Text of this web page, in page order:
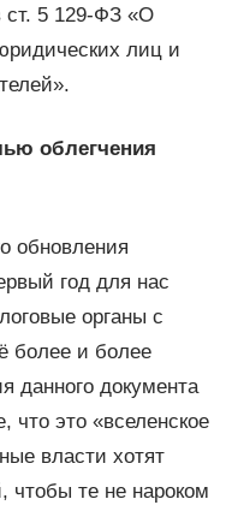
5 129-ФЗ «О
лиц и
облегчения
обновления
год для нас
органы с
более и более
данного документа
что это «вселенское
власти хотят
чтобы те не нароком